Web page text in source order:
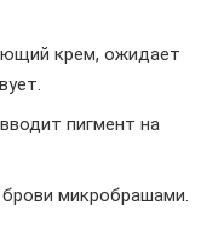
крем, ожидает
пигмент на
микробрашами.